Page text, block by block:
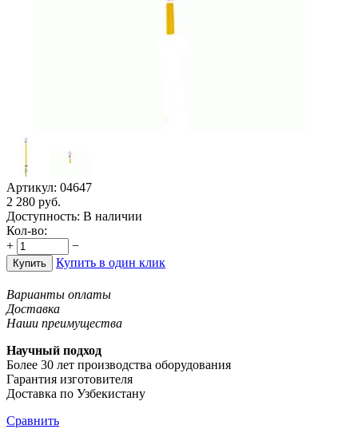
Артикул: 04647
2 280 руб.
Доступность: В наличии
Кол-во:
+
−
Купить Купить в один клик
Варианты оплаты
Доставка
Наши преимущества
Научный подход
Более 30 лет производства оборудования
Гарантия изготовителя
Доставка по Узбекистану
Сравнить